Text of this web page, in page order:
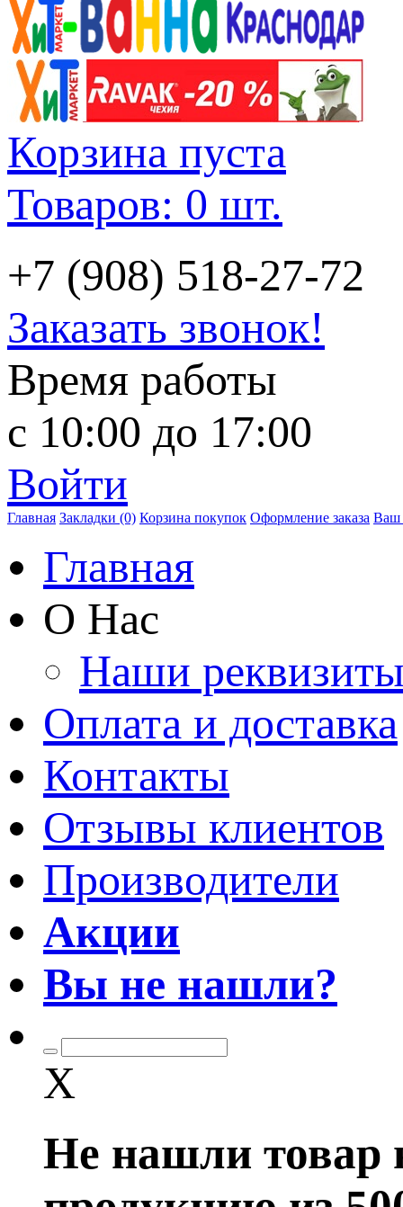
Корзина пуста
Товаров: 0 шт.
+7 (908) 518-27-72
Заказать звонок!
Время работы
с 10:00 до 17:00
Войти
Главная Закладки (0) Корзина покупок Оформление заказа Ваш
Главная
О Нас
Наши
Оплата и доставка
Контакты
Отзывы клиентов
Производители
Акции
Вы не нашли?
X
Не нашли товар